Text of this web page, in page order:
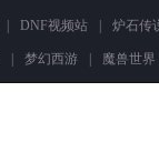
DNF视频站 炉石传
梦幻西游 魔兽世界